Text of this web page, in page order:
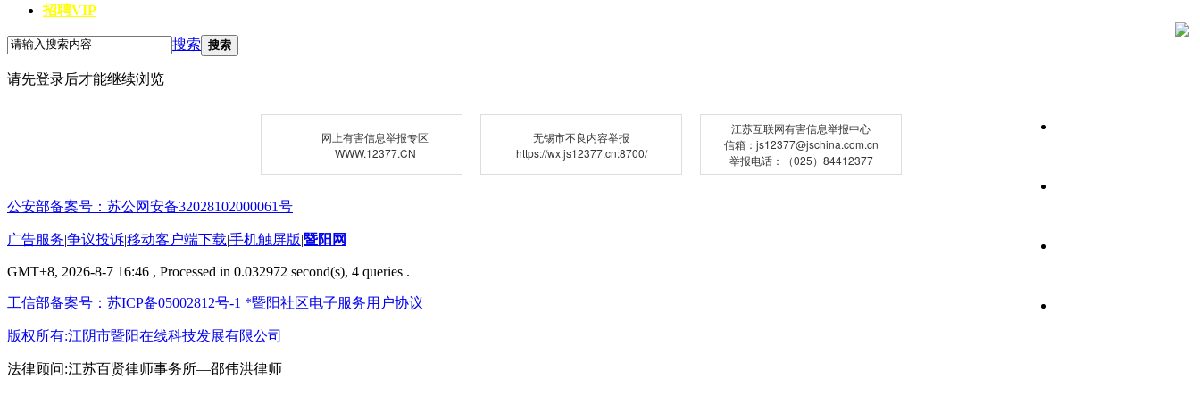
招聘VIP
搜索 搜索
请先登录后才能继续浏览
网上有害信息举报专区
WWW.12377.CN
无锡市不良内容举报
https://wx.js12377.cn:8700/
江苏互联网有害信息举报中心
信箱：js12377@jschina.com.cn
举报电话：（025）84412377
公安部备案号：苏公网安备32028102000061号
广告服务|争议投诉|移动客户端下载|手机触屏版|暨阳网
GMT+8, 2026-8-7 16:46 , Processed in 0.032972 second(s), 4 queries .
工信部备案号：苏ICP备05002812号-1 *暨阳社区电子服务用户协议
版权所有:江阴市暨阳在线科技发展有限公司
法律顾问:江苏百贤律师事务所—邵伟洪律师